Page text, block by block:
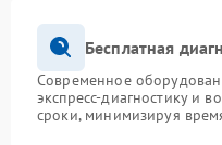
Бесплатная
Современное
экспресс-диагностику и
сроки, минимизируя